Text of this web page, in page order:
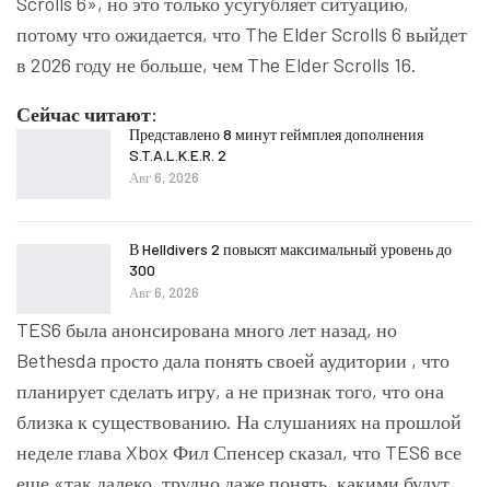
потому что ожидается, что The Elder Scrolls 6 выйдет
в 2026 году не больше, чем The Elder Scrolls 16.
Сейчас читают:
Представлено 8 минут геймплея дополнения
S.T.A.L.K.E.R. 2
Авг 6, 2026
В Helldivers 2 повысят максимальный уровень до
300
Авг 6, 2026
TES6 была анонсирована много лет назад, но
Bethesda просто дала понять своей аудитории , что
планирует сделать игру, а не признак того, что она
близка к существованию. На слушаниях на прошлой
неделе глава Xbox Фил Спенсер сказал, что TES6 все
еще «так далеко, трудно даже понять, какими будут